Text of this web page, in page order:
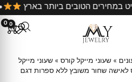
במחירים הטובים ביותר בארץ
0 0
» שעוני מייקל קורס » שעוני מייקל
לאישה שחור משובץ ללא ספרות דגם